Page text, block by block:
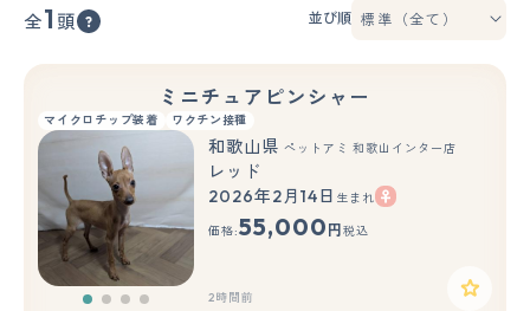
全1 頭 並び順
ミニチュアピンシャー
マイクロチップ装着 ワクチン接種
和歌山県 ペットアミ 和歌山インター店
レッド
2026年2月14日 生まれ
価格:55,000 円 税込
2時間前